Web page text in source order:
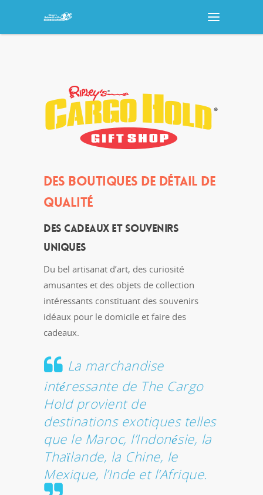
DES BOUTIQUES DE DÉTAIL DE
QUALITÉ
Des cadeaux et souvenirs
uniques
Du bel artisanat d’art, des curiosité
amusantes et des objets de collection
intéressants constituant des souvenirs
idéaux pour le domicile et faire des
cadeaux.
La marchandise
intéressante de The Cargo
Hold provient de
destinations exotiques telles
que le Maroc, l’Indonésie, la
Thaïlande, la Chine, le
Mexique, l’Inde et l’Afrique.